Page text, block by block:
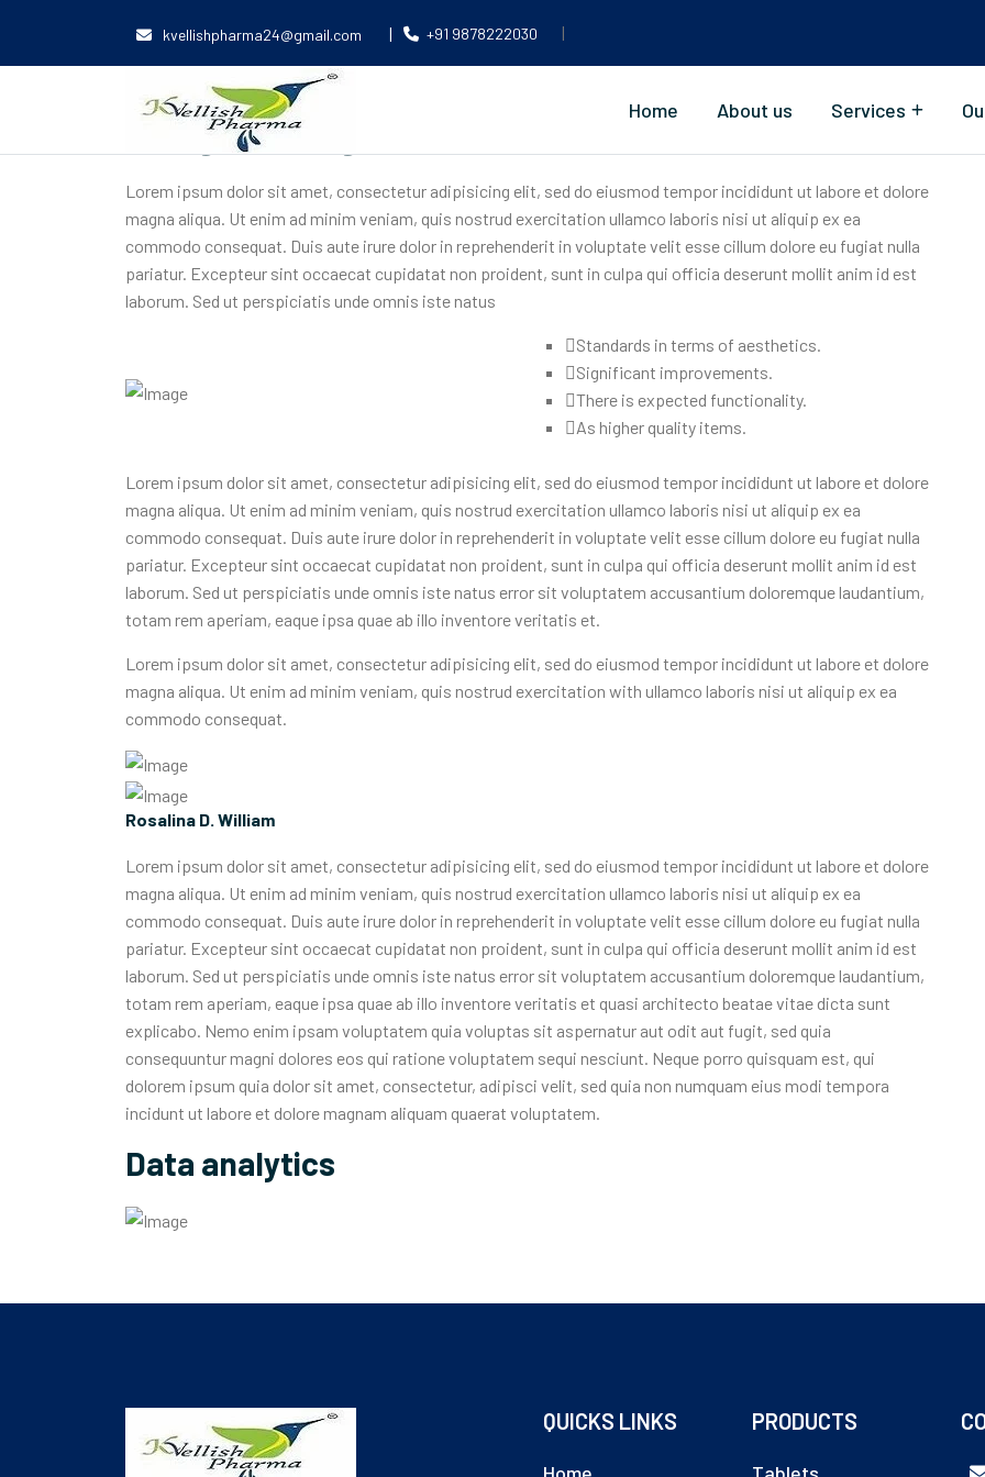
kvellishpharma24@gmail.com | +91 9878222030 |
Home About us Services
World Over People Use Massage To Us
for growing
Lorem ipsum dolor sit amet, consectetur adipisicing elit, sed do eiusmod tempor incididunt ut labore et dolore
magna aliqua. Ut enim ad minim veniam, quis nostrud exercitation ullamco laboris nisi ut aliquip ex ea
commodo consequat. Duis aute irure dolor in reprehenderit in voluptate velit esse cillum dolore eu fugiat nulla
pariatur. Excepteur sint occaecat cupidatat non proident, sunt in culpa qui officia deserunt mollit anim id est
laborum. Sed ut perspiciatis unde omnis iste natus
Standards in terms of aesthetics.
Significant improvements.
There is expected functionality.
As higher quality items.
Lorem ipsum dolor sit amet, consectetur adipisicing elit, sed do eiusmod tempor incididunt ut labore et dolore
magna aliqua. Ut enim ad minim veniam, quis nostrud exercitation ullamco laboris nisi ut aliquip ex ea
commodo consequat. Duis aute irure dolor in reprehenderit in voluptate velit esse cillum dolore eu fugiat nulla
pariatur. Excepteur sint occaecat cupidatat non proident, sunt in culpa qui officia deserunt mollit anim id est
laborum. Sed ut perspiciatis unde omnis iste natus error sit voluptatem accusantium doloremque laudantium,
totam rem aperiam, eaque ipsa quae ab illo inventore veritatis et.
Lorem ipsum dolor sit amet, consectetur adipisicing elit, sed do eiusmod tempor incididunt ut labore et dolore
magna aliqua. Ut enim ad minim veniam, quis nostrud exercitation with ullamco laboris nisi ut aliquip ex ea
commodo consequat.
Rosalina D. William
Lorem ipsum dolor sit amet, consectetur adipisicing elit, sed do eiusmod tempor incididunt ut labore et dolore
magna aliqua. Ut enim ad minim veniam, quis nostrud exercitation ullamco laboris nisi ut aliquip ex ea
commodo consequat. Duis aute irure dolor in reprehenderit in voluptate velit esse cillum dolore eu fugiat nulla
pariatur. Excepteur sint occaecat cupidatat non proident, sunt in culpa qui officia deserunt mollit anim id est
laborum. Sed ut perspiciatis unde omnis iste natus error sit voluptatem accusantium doloremque laudantium,
totam rem aperiam, eaque ipsa quae ab illo inventore veritatis et quasi architecto beatae vitae dicta sunt
explicabo. Nemo enim ipsam voluptatem quia voluptas sit aspernatur aut odit aut fugit, sed quia
consequuntur magni dolores eos qui ratione voluptatem sequi nesciunt. Neque porro quisquam est, qui
dolorem ipsum quia dolor sit amet, consectetur, adipisci velit, sed quia non numquam eius modi tempora
incidunt ut labore et dolore magnam aliquam quaerat voluptatem.
Data analytics
QUICKS LINKS PRODUCTS